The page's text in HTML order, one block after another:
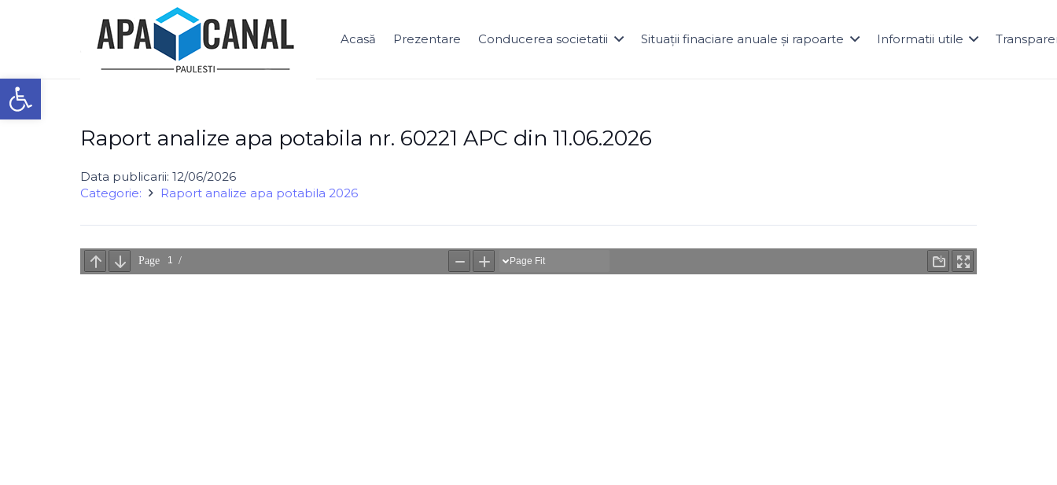
Deschide bara de unelte
S.C. APĂ – CANAL PĂULEȘTI S.R.L. Acasă Prezentare Conducerea societatii Situații finaciare anuale și rapoarte Informatii utile
Raport analize apa potabila nr. 60221 APC din 11.06.2026
Data publicarii: 12/06/2026
Categorie:
Raport analize apa potabila 2026